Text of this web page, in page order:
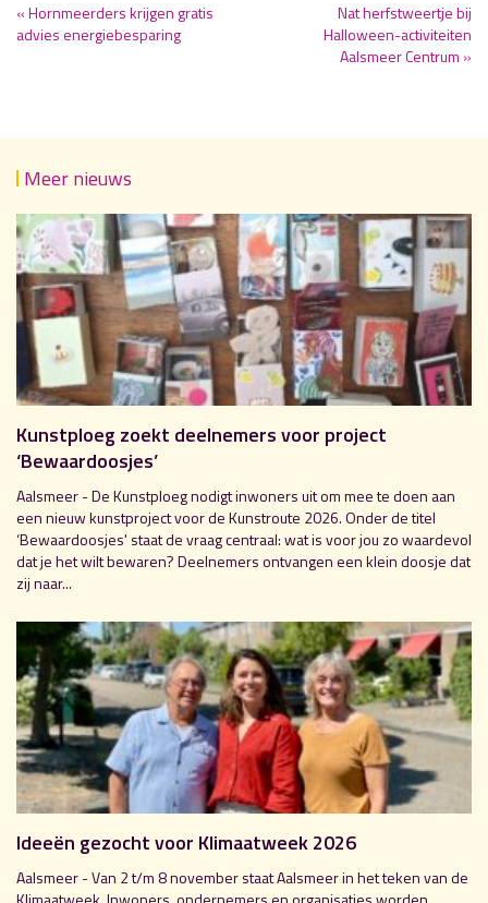
« Hornmeerders krijgen gratis
advies energiebesparing
Nat herfstweertje bij
Halloween-activiteiten
Aalsmeer Centrum »
Meer nieuws
Kunstploeg zoekt deelnemers voor project
‘Bewaardoosjes’
Aalsmeer - De Kunstploeg nodigt inwoners uit om mee te doen aan
een nieuw kunstproject voor de Kunstroute 2026. Onder de titel
‘Bewaardoosjes' staat de vraag centraal: wat is voor jou zo waardevol
dat je het wilt bewaren? Deelnemers ontvangen een klein doosje dat
zij naar...
Ideeën gezocht voor Klimaatweek 2026
Aalsmeer - Van 2 t/m 8 november staat Aalsmeer in het teken van de